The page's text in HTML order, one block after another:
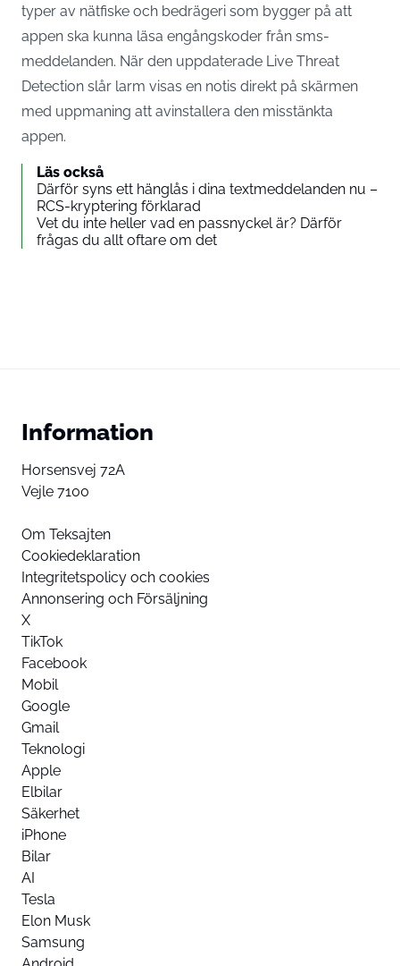
typer av nätfiske och bedrägeri som bygger på att
appen ska kunna läsa engångskoder från sms-
meddelanden. När den uppdaterade Live Threat
Detection slår larm visas en notis direkt på skärmen
med uppmaning att avinstallera den misstänkta
appen.
Läs också
Därför syns ett hänglås i dina textmeddelanden nu –
RCS-kryptering förklarad
Vet du inte heller vad en passnyckel är? Därför
frågas du allt oftare om det
Information
Horsensvej 72A
Vejle 7100
Om Teksajten
Cookiedeklaration
Integritetspolicy och cookies
Annonsering och Försäljning
X
TikTok
Facebook
Mobil
Google
Gmail
Teknologi
Apple
Elbilar
Säkerhet
iPhone
Bilar
AI
Tesla
Elon Musk
Samsung